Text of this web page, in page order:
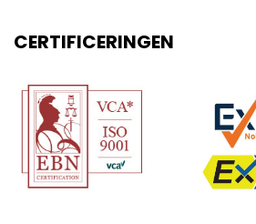
CERTIFICERINGEN